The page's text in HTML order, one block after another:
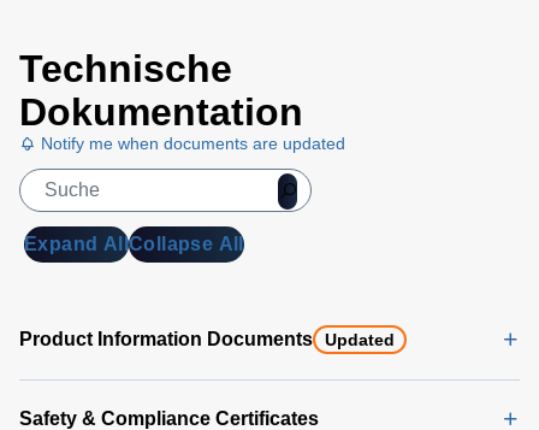
Technische
Dokumentation
Notify me when documents are updated
Expand AllCollapse All
Product Information Documents Updated
Safety & Compliance Certificates